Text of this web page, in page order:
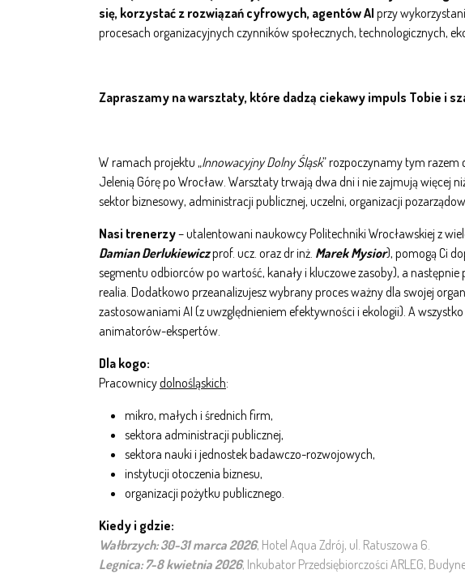
się, korzystać z rozwiązań cyfrowych, agentów AI przy
procesach organizacyjnych czynników społecznych, technologicznych,
Zapraszamy na warsztaty, które dadzą ciekawy impuls Tobie i
W ramach projektu „Innowacyjny Dolny Śląsk” rozpoczynamy tym razem
Jelenią Górę po Wrocław. Warsztaty trwają dwa dni i nie zajmują więcej
sektor biznesowy, administracji publicznej, uczelni, organizacji
Nasi trenerzy– utalentowani naukowcy Politechniki Wrocławskiej z
Damian Derlukiewiczprof. ucz. oraz dr inż. Marek Mysior), pomogą Ci
segmentu odbiorców po wartość, kanały i kluczowe zasoby), a
realia. Dodatkowo przeanalizujesz wybrany proces ważny dla swojej
zastosowaniami AI (z uwzględnieniem efektywności i ekologii). A
animatorów-ekspertów.
Dla kogo:
Pracownicydolnośląskich:
mikro, małych i średnich firm,
sektora administracji publicznej,
sektora nauki i jednostek badawczo-rozwojowych,
instytucji otoczenia biznesu,
organizacji pożytku publicznego.
Kiedy i gdzie:
Wałbrzych: 30-31 marca 2026, Hotel Aqua Zdrój, ul. Ratuszowa 6.
Legnica: 7-8 kwietnia 2026, Inkubator Przedsiębiorczości ARLEG,